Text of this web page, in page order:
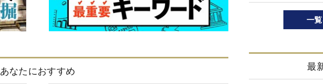
あなたにおすすめ
一
最